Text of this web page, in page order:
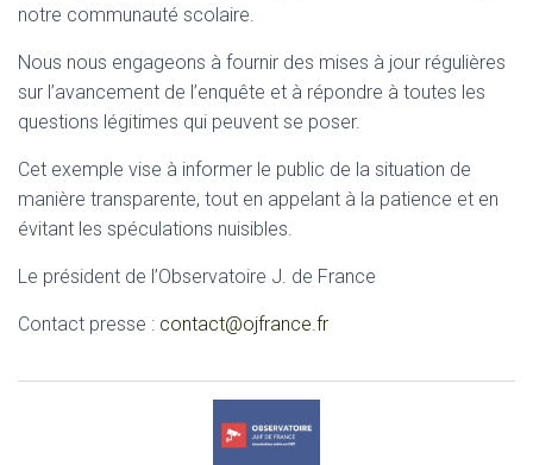
notre communauté scolaire.
Nous nous engageons à fournir des mises à jour régulières
sur l’avancement de l’enquête et à répondre à toutes les
questions légitimes qui peuvent se poser.
Cet exemple vise à informer le public de la situation de
manière transparente, tout en appelant à la patience et en
évitant les spéculations nuisibles.
Le président de l’Observatoire J. de France
Contact presse : contact@ojfrance.fr